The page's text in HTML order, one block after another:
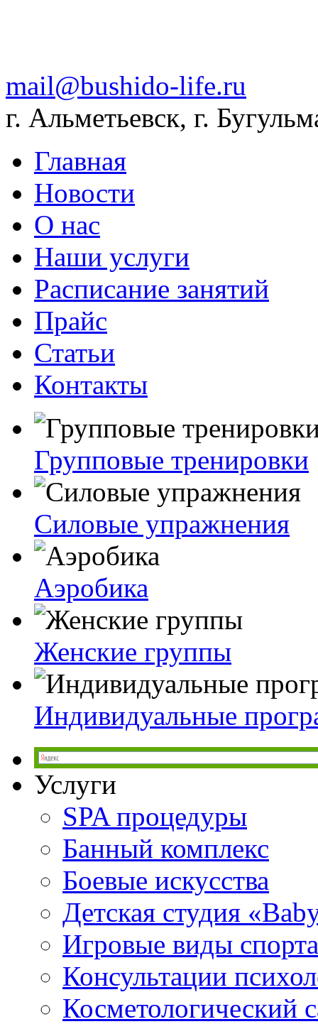
mail@bushido-life.ru
г. Альметьевск, г.
Главная
Новости
О нас
Наши услуги
Расписание занятий
Прайс
Статьи
Контакты
Групповые тренировки
Силовые упражнения
Аэробика
Женские группы
Индивидуальные
Услуги
SPA процедуры
Банный комплекс
Боевые искусства
Детская студия
Игровые виды спорта
Консультации
Косметологический